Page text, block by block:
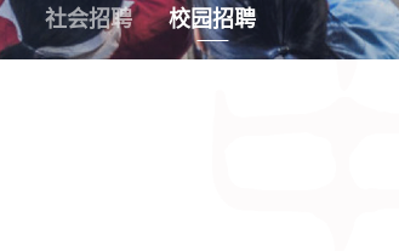
社会招聘 校园招聘